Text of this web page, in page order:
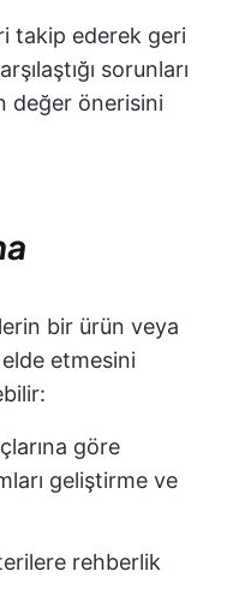
takip ederek geri
sorunları
değer önerisini
bir ürün veya
etmesini
göre
geliştirme ve
rehberlik